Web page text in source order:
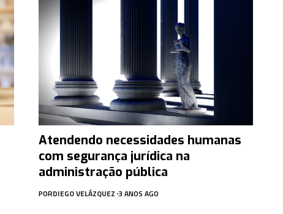
Atendendo necessidades humanas
com segurança jurídica na
administração pública
PORDIEGO VELÁZQUEZ 3 ANOS AGO